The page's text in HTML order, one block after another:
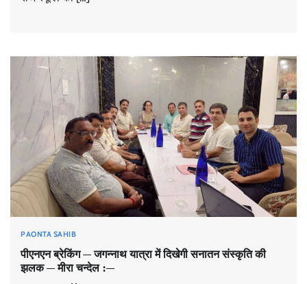
PAONTA SAHIB
पीएनएन ब्रेकिंग — जगन्नाथ यात्रा में दिखेगी सनातन संस्कृति की
झलक — मीरा चन्देल :—